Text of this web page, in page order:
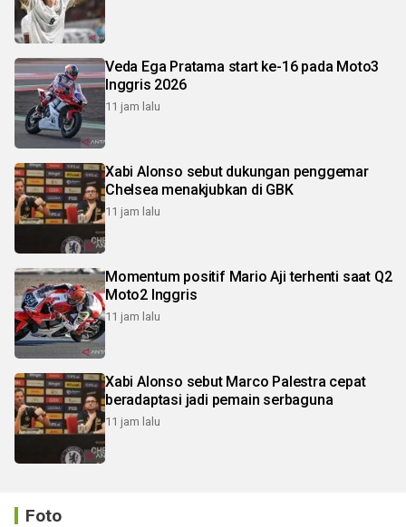
Veda Ega Pratama start ke-16 pada Moto3
Inggris 2026
11 jam lalu
Xabi Alonso sebut dukungan penggemar
Chelsea menakjubkan di GBK
11 jam lalu
Momentum positif Mario Aji terhenti saat Q2
Moto2 Inggris
11 jam lalu
Xabi Alonso sebut Marco Palestra cepat
beradaptasi jadi pemain serbaguna
11 jam lalu
Foto